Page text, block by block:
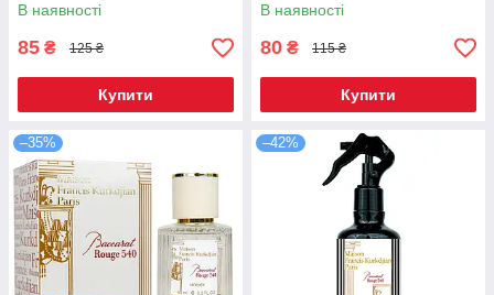
В наявності
85 ₴ 125 ₴
Купити
В наявності
80 ₴ 115 ₴
Купити
–35% –42%